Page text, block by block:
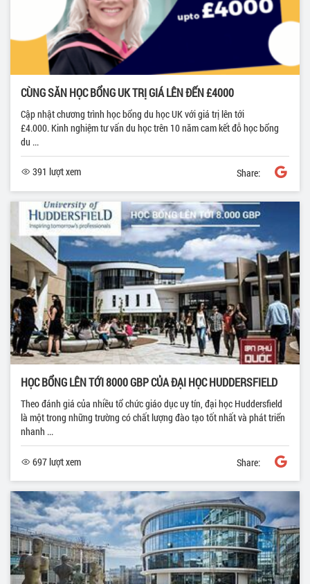
CÙNG SĂN HỌC BỔNG UK TRỊ GIÁ LÊN ĐẾN £4000
Cập nhật chương trình học bổng du học UK với giá trị lên tới
£4.000. Kinh nghiệm tư vấn du học trên 10 năm cam kết đỗ học bổng
du ...
391 lượt xem Share:
HỌC BỔNG LÊN TỚI 8000 GBP CỦA ĐẠI HỌC HUDDERSFIELD
Theo đánh giá của nhiều tổ chức giáo dục uy tín, đại học Huddersfield
là một trong những trường có chất lượng đào tạo tốt nhất và phát triển
nhanh ...
697 lượt xem Share: